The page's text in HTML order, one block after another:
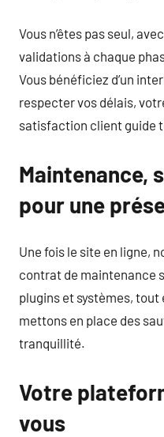
Vous n’êtes pas seul,
validations à chaque
Vous bénéficiez d’un
respecter vos délais,
satisfaction client guide
Maintenance,
pour une
Une fois le site en ligne,
contrat de maintenance
plugins et systèmes,
mettons en place des
tranquillité.
Votre
vous